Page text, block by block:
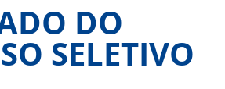
DO
SELETIVO